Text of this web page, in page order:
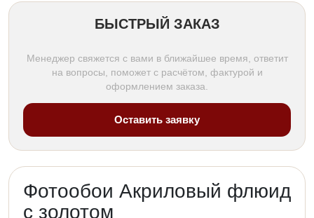
БЫСТРЫЙ ЗАКАЗ
Менеджер свяжется с вами в ближайшее время, ответит
на вопросы, поможет с расчётом, фактурой и
оформлением заказа.
Оставить заявку
Фотообои Акриловый флюид
с золотом